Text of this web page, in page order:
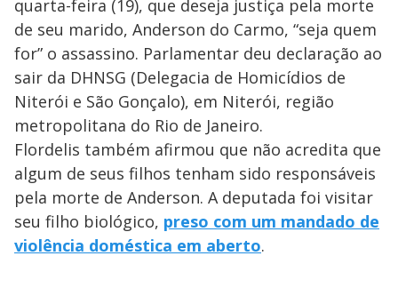
quarta-feira (19), que deseja justiça pela morte
de seu marido, Anderson do Carmo, “seja quem
for” o assassino. Parlamentar deu declaração ao
sair da DHNSG (Delegacia de Homicídios de
Niterói e São Gonçalo), em Niterói, região
metropolitana do Rio de Janeiro.
Flordelis também afirmou que não acredita que
algum de seus filhos tenham sido responsáveis
pela morte de Anderson. A deputada foi visitar
seu filho biológico, preso com um mandado de
violência doméstica em aberto.